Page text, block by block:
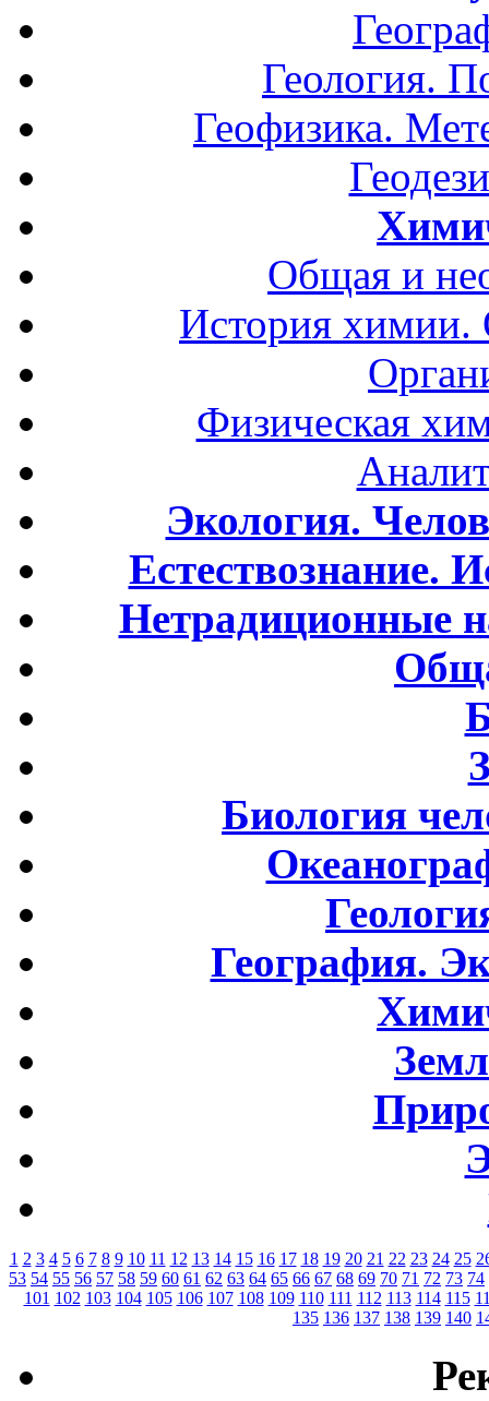
Геология.
Геофизика.
Общая и
История
Физическая
Экология.
Естествознание.
Нетрадиционные
Биология
География.
1 2 3 4 5 6 7 8 9 10 11 12 13 14 15 16 17 18 19 20 21 22 23 24 25
53 54 55 56 57 58 59 60 61 62 63 64 65 66 67 68 69 70 71 72 73 74
101 102 103 104 105 106 107 108 109 110 111 112 113 114 115
135 136 137 138 139 140